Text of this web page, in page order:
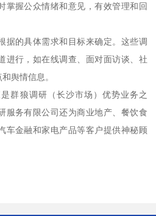
掌握公众情绪和意见，有效管理和回
据的具体需求和目标来确定。这些调
进行，如在线调查、面对面访谈、社
舆情信息。
群狼调研（长沙市场）优势业务之
服务有限公司还为商业地产、餐饮食
车金融和家电产品等客户提供神秘顾